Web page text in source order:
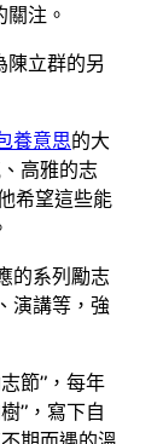
注。
陳立群的另
養意思的大
高雅的志
希望這些能
的系列勵志
演講等，強
節”，每年
”，寫下自